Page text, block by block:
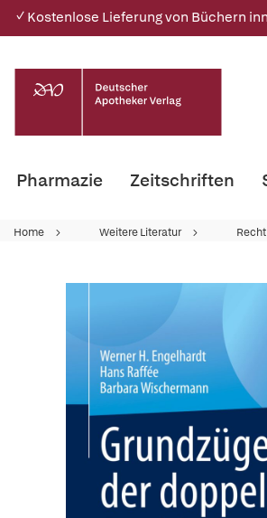
✓ Kostenlose Lieferung von Büchern
Pharmazie Zeitschriften
Home Weitere Literatur